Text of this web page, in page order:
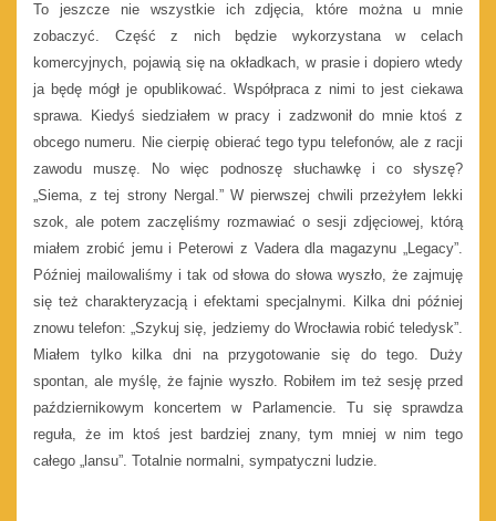
To jeszcze nie wszystkie ich zdjęcia, które można u mnie
zobaczyć. Część z nich będzie wykorzystana w celach
komercyjnych, pojawią się na okładkach, w prasie i dopiero wtedy
ja będę mógł je opublikować. Współpraca z nimi to jest ciekawa
sprawa. Kiedyś siedziałem w pracy i zadzwonił do mnie ktoś z
obcego numeru. Nie cierpię obierać tego typu telefonów, ale z racji
zawodu muszę. No więc podnoszę słuchawkę i co słyszę?
„Siema, z tej strony Nergal.” W pierwszej chwili przeżyłem lekki
szok, ale potem zaczęliśmy rozmawiać o sesji zdjęciowej, którą
miałem zrobić jemu i Peterowi z Vadera dla magazynu „Legacy”.
Później mailowaliśmy i tak od słowa do słowa wyszło, że zajmuję
się też charakteryzacją i efektami specjalnymi. Kilka dni później
znowu telefon: „Szykuj się, jedziemy do Wrocławia robić teledysk”.
Miałem tylko kilka dni na przygotowanie się do tego. Duży
spontan, ale myślę, że fajnie wyszło. Robiłem im też sesję przed
październikowym koncertem w Parlamencie. Tu się sprawdza
reguła, że im ktoś jest bardziej znany, tym mniej w nim tego
całego „lansu”. Totalnie normalni, sympatyczni ludzie.